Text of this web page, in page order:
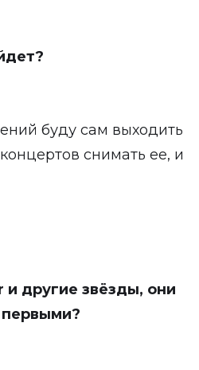
буду сам выходить
снимать ее, и
и другие звёзды, они
первыми?